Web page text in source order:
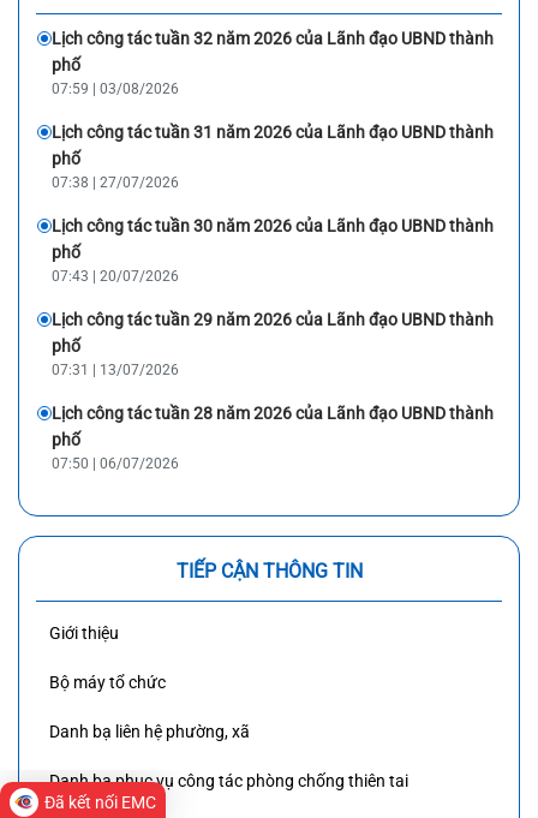
Lịch công tác tuần 32 năm 2026 của Lãnh đạo UBND thành
phố
07:59 | 03/08/2026
Lịch công tác tuần 31 năm 2026 của Lãnh đạo UBND thành
phố
07:38 | 27/07/2026
Lịch công tác tuần 30 năm 2026 của Lãnh đạo UBND thành
phố
07:43 | 20/07/2026
Lịch công tác tuần 29 năm 2026 của Lãnh đạo UBND thành
phố
07:31 | 13/07/2026
Lịch công tác tuần 28 năm 2026 của Lãnh đạo UBND thành
phố
07:50 | 06/07/2026
TIẾP CẬN THÔNG TIN
Giới thiệu
Bộ máy tổ chức
Danh bạ liên hệ phường, xã
Danh bạ phục vụ công tác phòng chống thiên tai
Đã kết nối EMC